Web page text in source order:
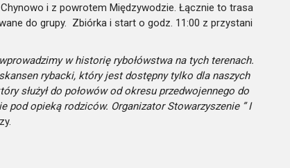
i z powrotem Międzywodzie. Łącznie to trasa
do grupy. Zbiórka i start o godz. 11:00 z przystani
w historię rybołówstwa na tych terenach.
rybacki, który jest dostępny tylko dla naszych
służył do połowów od okresu przedwojennego do
pod opieką rodziców. Organizator Stowarzyszenie ” I